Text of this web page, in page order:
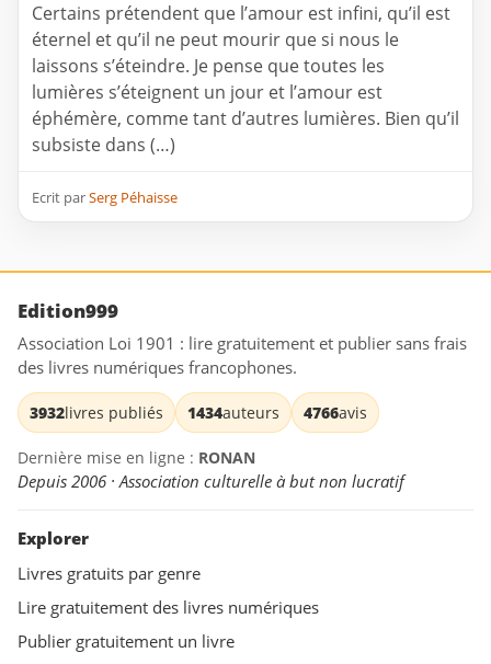
Certains prétendent que l’amour est infini, qu’il est
éternel et qu’il ne peut mourir que si nous le
laissons s’éteindre. Je pense que toutes les
lumières s’éteignent un jour et l’amour est
éphémère, comme tant d’autres lumières. Bien qu’il
subsiste dans (…)
Ecrit parSerg Péhaisse
Edition999
Association Loi 1901 : lire gratuitement et publier sans frais
des livres numériques francophones.
3932livres publiés 1434auteurs 4766avis
Dernière mise en ligne : RONAN
Depuis 2006 · Association culturelle à but non lucratif
Explorer
Livres gratuits par genre
Lire gratuitement des livres numériques
Publier gratuitement un livre